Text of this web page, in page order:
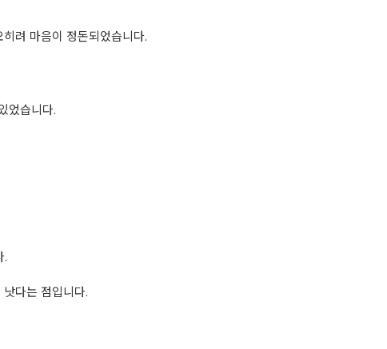
려 마음이 정돈되었습니다.
었습니다.
.
다는 점입니다.